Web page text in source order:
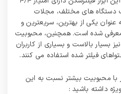
دستگاه های مختلف، مجلات
یکی از بهترین، سریعترین و
شده است. همچنین، محبوبیت
بسیار بالاست و بسیاری از کاربران
فیلتر شده استفاده می کنند.
با محبوبیت بیشتر نسبت به این